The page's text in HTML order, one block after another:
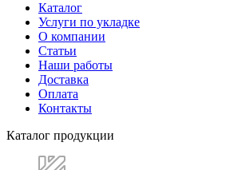
Каталог
Услуги по укладке
О компании
Статьи
Наши работы
Доставка
Оплата
Контакты
Каталог продукции